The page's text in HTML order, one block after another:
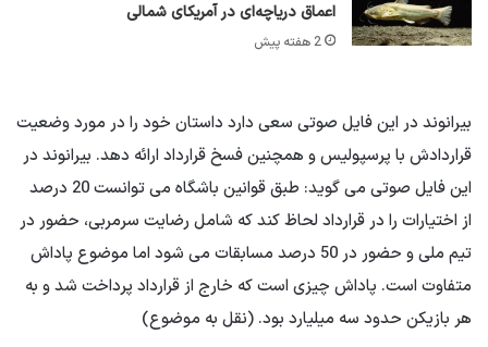
اعماق دریاچه‌ای در آمریکای شمالی
2 هفته پیش
بیرانوند در این فایل صوتی سعی دارد داستان خود را در مورد وضعیت
قراردادش با پرسپولیس و همچنین فسخ قرارداد ارائه دهد. بیرانوند در
این فایل صوتی می گوید: طبق قوانین باشگاه می توانست 20 درصد
از اختیارات را در قرارداد لحاظ کند که شامل رضایت سرمربی، حضور در
تیم ملی و حضور در 50 درصد مسابقات می شود اما موضوع پاداش
متفاوت است. پاداش چیزی است که خارج از قرارداد پرداخت شد و به
هر بازیکن حدود سه میلیارد بود. (نقل به موضوع)